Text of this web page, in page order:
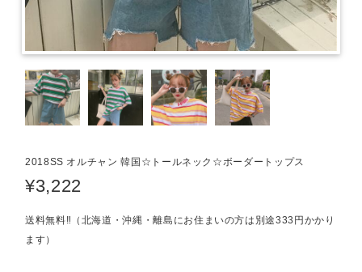
2018SS オルチャン 韓国☆トールネック☆ボーダートップス
¥3,222
送料無料‼（北海道・沖縄・離島にお住まいの方は別途333円かかり
ます）